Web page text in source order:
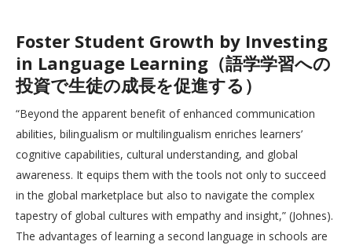
Foster Student Growth by Investing
in Language Learning（語学学習への
投資で生徒の成長を促進する）
“Beyond the apparent benefit of enhanced communication
abilities, bilingualism or multilingualism enriches learners’
cognitive capabilities, cultural understanding, and global
awareness. It equips them with the tools not only to succeed
in the global marketplace but also to navigate the complex
tapestry of global cultures with empathy and insight,” (Johnes).
The advantages of learning a second language in schools are